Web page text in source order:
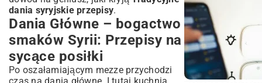
dania syryjskie przepisy.
Dania Główne – bogactwo
smaków Syrii: Przepisy na
sycące posiłki
Po oszałamiającym mezze przychodzi
czas na dania główne. I tutaj kuchnia